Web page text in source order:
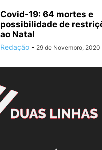
Covid-19: 64 mortes e
possibilidade de
ao Natal
Redação - 29 de Novembro, 2020